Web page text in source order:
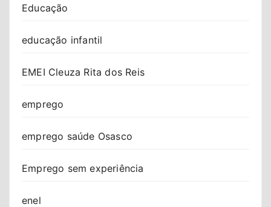
Educação
educação infantil
EMEI Cleuza Rita dos Reis
emprego
emprego saúde Osasco
Emprego sem experiência
enel